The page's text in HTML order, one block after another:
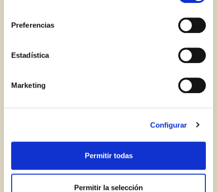
Si se desea ver otra vez esta notificación navegar en
privado y aparecerá de nuevo. Le informamos que aún
no habiendo aceptado las cookies de analytics, Google
identifican de ninguna forma.
Preferencias
Estadística
Marketing
Configurar
Permitir todas
Permitir la selección
ZNAČKA BORGES ZÍSKALA OCENĚNÍ